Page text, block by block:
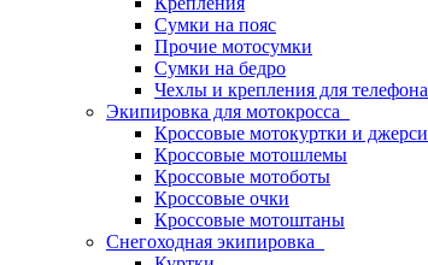
Сумки на пояс
Прочие мотосумки
Сумки на бедро
Чехлы и крепления для телефона
Экипировка для мотокросса
Кроссовые мотокуртки и джерси
Кроссовые мотошлемы
Кроссовые мотоботы
Кроссовые очки
Кроссовые мотоштаны
Снегоходная экипировка